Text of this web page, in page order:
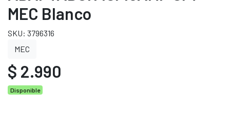
MEC Blanco
SKU: 3796316
MEC
$ 2.990
Disponible